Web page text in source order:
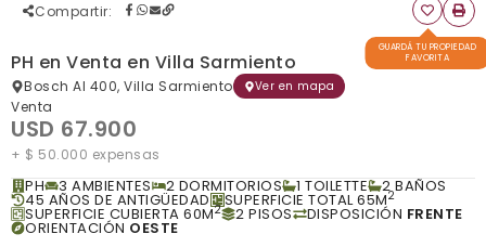
Compartir:
GUARDÁ TU PROPIEDAD
FAVORITA
PH en Venta en Villa Sarmiento
Bosch Al 400, Villa Sarmiento Ver en mapa
Venta
USD 67.900
+ $ 50.000 expensas
PH 3 AMBIENTES 2 DORMITORIOS 1 TOILETTE 2 BAÑOS
45 AÑOS DE ANTIGÜEDAD SUPERFICIE TOTAL 65M2
SUPERFICIE CUBIERTA 60M2 2 PISOS DISPOSICIÓN FRENTE
ORIENTACIÓN OESTE